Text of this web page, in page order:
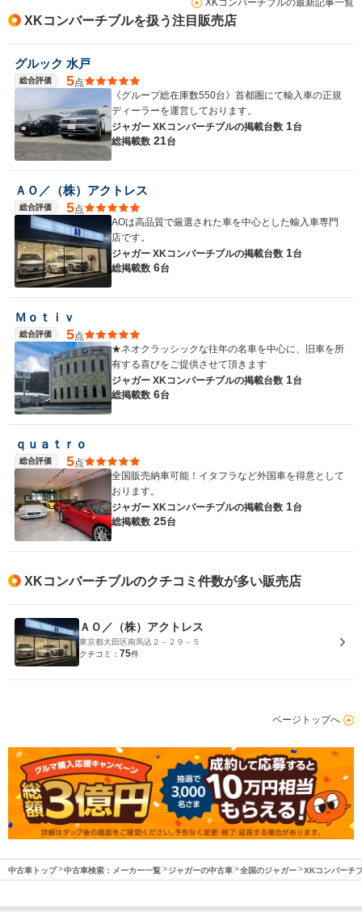
XKコンバーチブルを扱う注目販売店
グルック 水戸
総合評価 5点
《グループ総在庫数550台》首都圏にて輸入車の正規
ディーラーを運営しております。
ジャガー XKコンバーチブルの掲載台数 1台
総掲載数 21台
ＡＯ／（株）アクトレス
総合評価 5点
AOは高品質で厳選された車を中心とした輸入車専門
店です。
ジャガー XKコンバーチブルの掲載台数 1台
総掲載数 6台
Ｍｏｔｉｖ
総合評価 5点
★ネオクラッシックな往年の名車を中心に、旧車を所
有する喜びをご提供させて頂きます
ジャガー XKコンバーチブルの掲載台数 1台
総掲載数 6台
ｑｕａｔｒｏ
総合評価 5点
全国販売納車可能！イタフラなど外国車を得意として
おります。
ジャガー XKコンバーチブルの掲載台数 1台
総掲載数 25台
XKコンバーチブルのクチコミ件数が多い販売店
ＡＯ／（株）アクトレス
東京都大田区南馬込２－２９－５
クチコミ： 75件
ページトップへ
中古車トップ 中古車検索：メーカー一覧 ジャガーの中古車 全国のジャガー XKコンバーチ